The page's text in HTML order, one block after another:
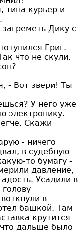
типа курьер и
Дику с
Григ.
что не скули.
- Вот звери! Ты
У него уже
электронику.
Скажи
- ничего
в судебную
то бумагу -
давление,
Усадили в
в
башкой. Там
крутится -
дальше было